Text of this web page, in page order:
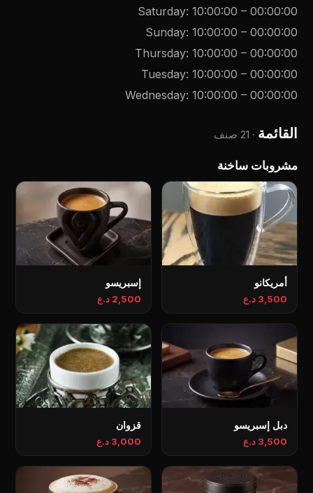
Saturday: 10:00:00 – 00:00:00
Sunday: 10:00:00 – 00:00:00
Thursday: 10:00:00 – 00:00:00
Tuesday: 10:00:00 – 00:00:00
Wednesday: 10:00:00 – 00:00:00
القائمة · 21 صنف
مشروبات ساخنة
أمريكانو
3,500 د.ع
إسبريسو
2,500 د.ع
دبل إسبريسو
3,500 د.ع
قزوان
3,000 د.ع